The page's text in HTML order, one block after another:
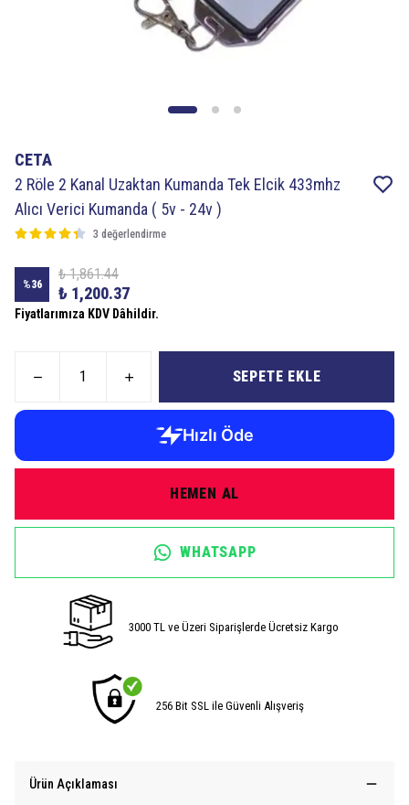
CETA
2 Röle 2 Kanal Uzaktan Kumanda Tek Elcik 433mhz
Alıcı Verici Kumanda ( 5v - 24v )
3 değerlendirme
%36
₺ 1,861.44
₺ 1,200.37
Fiyatlarımıza KDV Dâhildir.
SEPETE EKLE
HEMEN AL
WHATSAPP
3000 TL ve Üzeri Siparişlerde Ücretsiz Kargo
256 Bit SSL ile Güvenli Alışveriş
Ürün Açıklaması